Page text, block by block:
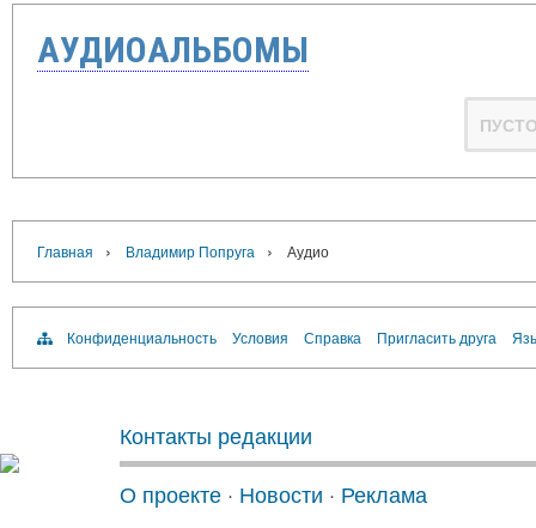
АУДИОАЛЬБОМЫ
Главная › Владимир Попруга › Аудио
Конфиденциальность Условия Справка Пригласить друга
Контакты редакции
О проекте · Новости · Реклама